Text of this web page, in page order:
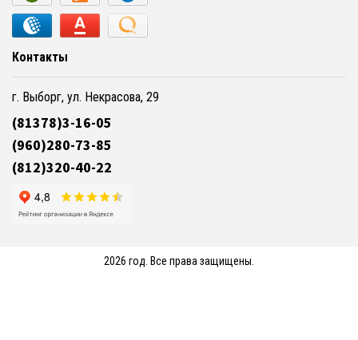
Контакты
г. Выборг, ул. Некрасова, 29
(81378)3-16-05
(960)280-73-85
(812)320-40-22
2026 год. Все права защищены.